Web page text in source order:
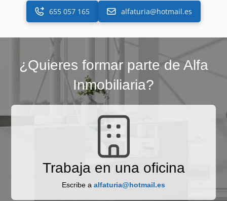
655 057 165 alfaturia@hotmail.es
¿Quieres formar parte de Alfa
Inmobiliaria?
Trabaja en una oficina
Escribe a alfaturia@hotmail.es